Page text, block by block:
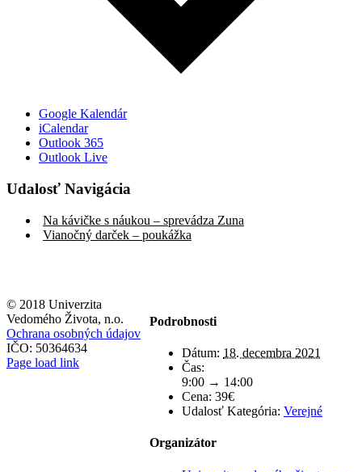
Google Kalendár
iCalendar
Outlook 365
Outlook Live
Udalosť Navigácia
Na kávičke s náukou – sprevádza Zuna
Vianočný darček – poukážka
Podrobnosti
Dátum: 18. decembra 2021
Čas:
9:00 → 14:00
Cena: 39€
Udalosť Kategória: Verejné
Organizátor
© 2018 Univerzita
Vedomého Života, n.o.
Ochrana osobných údajov
IČO: 50364634
Page load link